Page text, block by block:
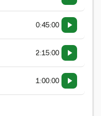
0:45:00
2:15:00
1:00:00